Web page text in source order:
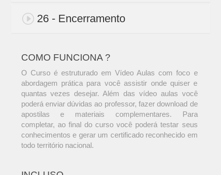
26 - Encerramento
COMO FUNCIONA ?
O Curso é estruturado em Vídeo Aulas com foco e
abordagem prática para você assistir onde quiser e
quantas vezes desejar. Além das vídeo aulas você
poderá enviar dúvidas ao professor, fazer download de
apostilas e materiais complementares. Para
completar, ao final do curso você poderá testar seus
conhecimentos e gerar um certificado reconhecido em
todo território nacional.